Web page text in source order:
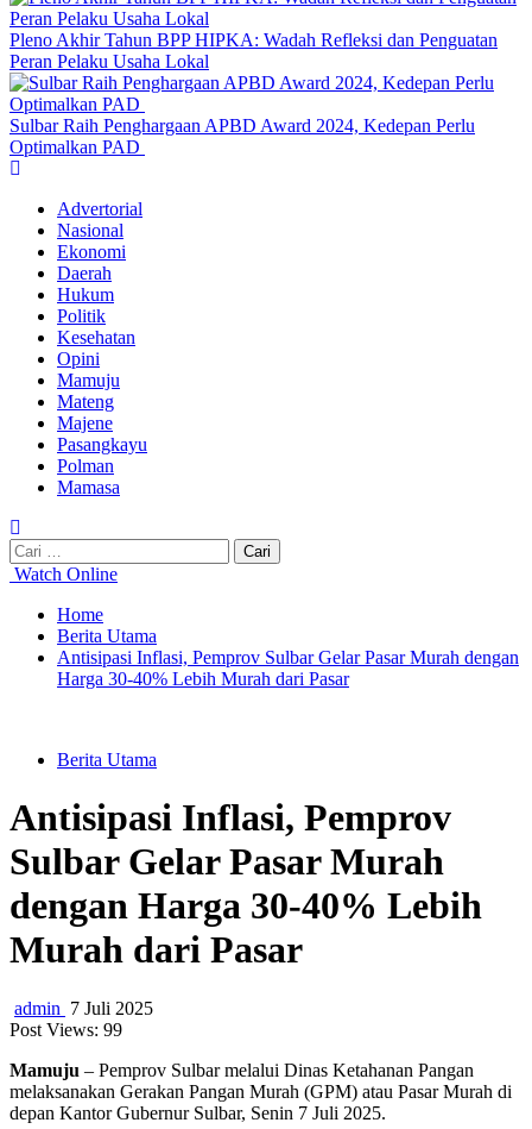
Pleno Akhir Tahun BPP HIPKA: Wadah Refleksi dan Penguatan
Peran Pelaku Usaha Lokal
Sulbar Raih Penghargaan APBD Award 2024, Kedepan Perlu
Optimalkan PAD
Advertorial
Nasional
Ekonomi
Daerah
Hukum
Politik
Kesehatan
Opini
Mamuju
Mateng
Majene
Pasangkayu
Polman
Mamasa
Cari
untuk:
Watch Online
Home
Berita Utama
Antisipasi Inflasi, Pemprov Sulbar Gelar Pasar Murah dengan
Harga 30-40% Lebih Murah dari Pasar
Berita Utama
Antisipasi Inflasi, Pemprov
Sulbar Gelar Pasar Murah
dengan Harga 30-40% Lebih
Murah dari Pasar
admin 7 Juli 2025
Post Views: 99
Mamuju – Pemprov Sulbar melalui Dinas Ketahanan Pangan
melaksanakan Gerakan Pangan Murah (GPM) atau Pasar Murah di
depan Kantor Gubernur Sulbar, Senin 7 Juli 2025.